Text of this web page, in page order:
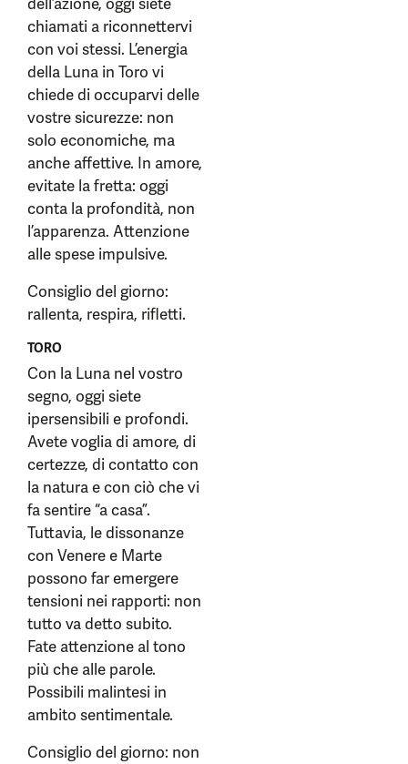
chiamati a riconnettervi
con voi stessi. L’energia
della Luna in Toro vi
chiede di occuparvi delle
vostre sicurezze: non
solo economiche, ma
anche affettive. In amore,
evitate la fretta: oggi
conta la profondità, non
l’apparenza. Attenzione
alle spese impulsive.
Consiglio del giorno:
rallenta, respira, rifletti.
TORO
Con la Luna nel vostro
segno, oggi siete
ipersensibili e profondi.
Avete voglia di amore, di
certezze, di contatto con
la natura e con ciò che vi
fa sentire “a casa”.
Tuttavia, le dissonanze
con Venere e Marte
possono far emergere
tensioni nei rapporti: non
tutto va detto subito.
Fate attenzione al tono
più che alle parole.
Possibili malintesi in
ambito sentimentale.
Consiglio del giorno: non